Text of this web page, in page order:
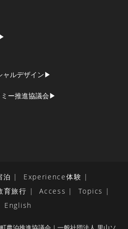
ャルデザイン▶︎
ー推進協議会▶︎
泊
Experience体験
育旅行 Access
Topics
English